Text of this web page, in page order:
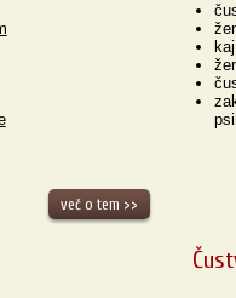
več o tem >>